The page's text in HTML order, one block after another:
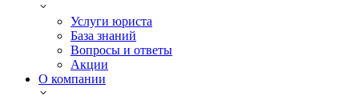
Услуги юриста
База знаний
Вопросы и ответы
Акции
О компании